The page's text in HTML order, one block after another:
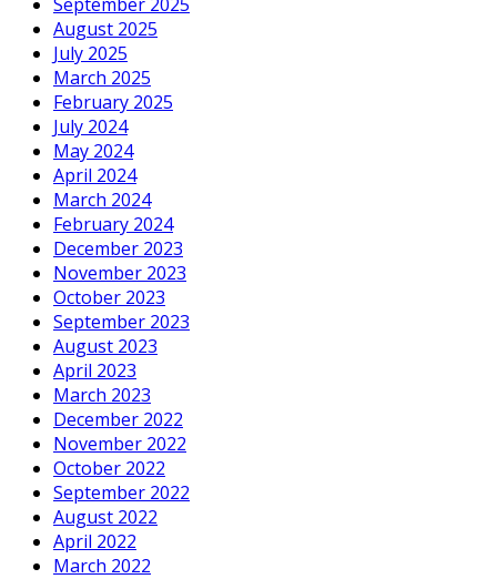
August 2025
July 2025
March 2025
February 2025
July 2024
May 2024
April 2024
March 2024
February 2024
December 2023
November 2023
October 2023
September 2023
August 2023
April 2023
March 2023
December 2022
November 2022
October 2022
September 2022
August 2022
April 2022
March 2022